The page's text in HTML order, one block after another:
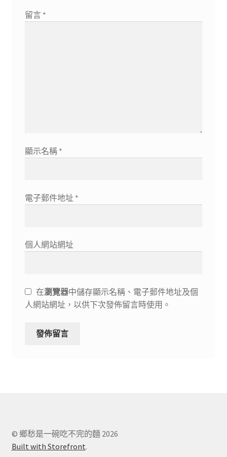
留言 *
顯示名稱 *
電子郵件地址 *
個人網站網址
在瀏覽器中儲存顯示名稱、電子郵件地址及個
人網站網址，以供下次發佈留言時使用。
© 鄉愁是一碗吃不完的麵 2026
Built with Storefront.